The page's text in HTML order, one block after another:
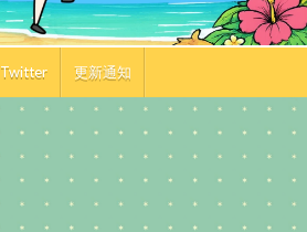
Twitter 更新通知